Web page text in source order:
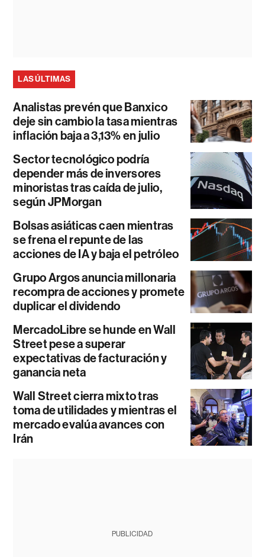
LAS ÚLTIMAS
Analistas prevén que Banxico
deje sin cambio la tasa mientras
inflación baja a 3,13% en julio
Sector tecnológico podría
depender más de inversores
minoristas tras caída de julio,
según JPMorgan
Bolsas asiáticas caen mientras
se frena el repunte de las
acciones de IA y baja el petróleo
Grupo Argos anuncia millonaria
recompra de acciones y promete
duplicar el dividendo
MercadoLibre se hunde en Wall
Street pese a superar
expectativas de facturación y
ganancia neta
Wall Street cierra mixto tras
toma de utilidades y mientras el
mercado evalúa avances con
Irán
PUBLICIDAD